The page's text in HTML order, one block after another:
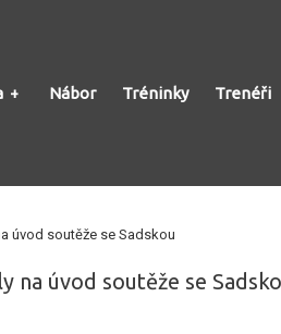
Nábor Tréninky Trenéři
úvod soutěže se Sadskou
na úvod soutěže se